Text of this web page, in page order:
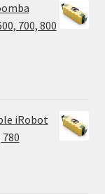
700, 800
iRobot